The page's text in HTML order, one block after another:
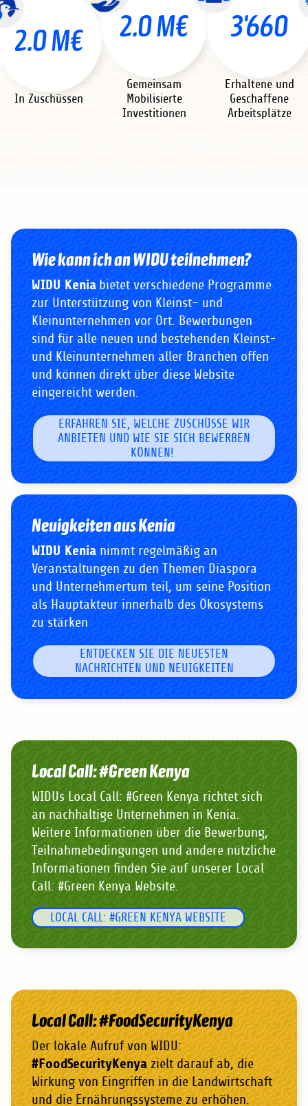
2.0 M€
In Zuschüssen
2.0 M€
Gemeinsam
Mobilisierte
Investitionen
3'660
Erhaltene und
Geschaffene
Arbeitsplätze
Wie kann ich an WIDU teilnehmen?
WIDU Kenia bietet verschiedene Programme
zur Unterstützung von Kleinst- und
Kleinunternehmen vor Ort. Bewerbungen
sind für alle neuen und bestehenden Kleinst-
und Kleinunternehmen aller Branchen offen
und können direkt über diese Website
eingereicht werden.
ERFAHREN SIE, WELCHE ZUSCHÜSSE WIR
ANBIETEN UND WIE SIE SICH BEWERBEN
KÖNNEN!
Neuigkeiten aus Kenia
WIDU Kenia nimmt regelmäßig an
Veranstaltungen zu den Themen Diaspora
und Unternehmertum teil, um seine Position
als Hauptakteur innerhalb des Ökosystems
zu stärken
ENTDECKEN SIE DIE NEUESTEN
NACHRICHTEN UND NEUIGKEITEN
Local Call: #Green Kenya
WIDUs Local Call: #Green Kenya richtet sich
an nachhaltige Unternehmen in Kenia.
Weitere Informationen über die Bewerbung,
Teilnahmebedingungen und andere nützliche
Informationen finden Sie auf unserer Local
Call: #Green Kenya Website.
LOCAL CALL: #GREEN KENYA WEBSITE
Local Call: #FoodSecurityKenya
Der lokale Aufruf von WIDU:
#FoodSecurityKenyazielt darauf ab, die
Wirkung von Eingriffen in die Landwirtschaft
und die Ernährungssysteme zu erhöhen.